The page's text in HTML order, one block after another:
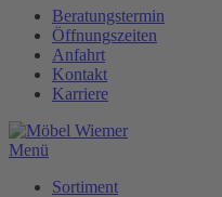
Inhalt
wechseln
Beratungstermin
Öffnungszeiten
Anfahrt
Kontakt
Karriere
Menü
Sortiment